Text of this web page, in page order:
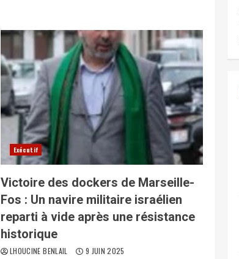
Exécutif
Victoire des dockers de Marseille-
Fos : Un navire militaire israélien
reparti à vide après une résistance
historique
LHOUCINE BENLAIL 9 JUIN 2025